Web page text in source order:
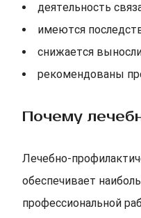
деятельность
имеются
снижается
рекомендованы
Почему
Лечебно-
обеспечивает
профессиональной